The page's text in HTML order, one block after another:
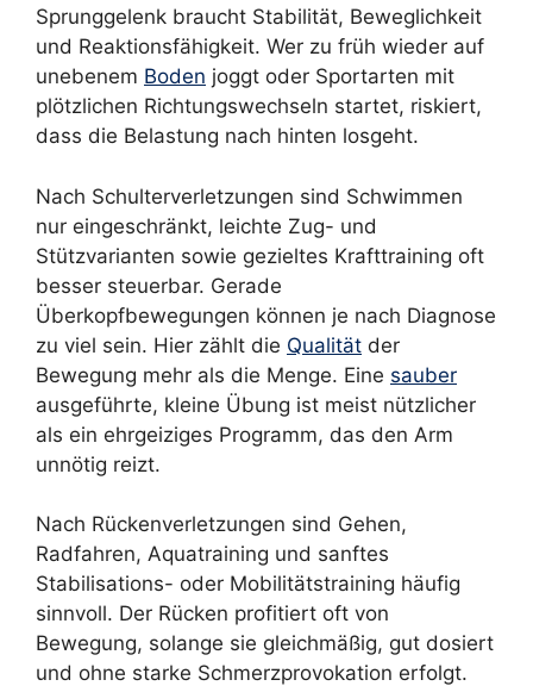
Sprunggelenk braucht Stabilität, Beweglichkeit
und Reaktionsfähigkeit. Wer zu früh wieder auf
unebenem Boden joggt oder Sportarten mit
plötzlichen Richtungswechseln startet, riskiert,
dass die Belastung nach hinten losgeht.
Nach Schulterverletzungen sind Schwimmen
nur eingeschränkt, leichte Zug- und
Stützvarianten sowie gezieltes Krafttraining oft
besser steuerbar. Gerade
Überkopfbewegungen können je nach Diagnose
zu viel sein. Hier zählt die Qualität der
Bewegung mehr als die Menge. Eine sauber
ausgeführte, kleine Übung ist meist nützlicher
als ein ehrgeiziges Programm, das den Arm
unnötig reizt.
Nach Rückenverletzungen sind Gehen,
Radfahren, Aquatraining und sanftes
Stabilisations- oder Mobilitätstraining häufig
sinnvoll. Der Rücken profitiert oft von
Bewegung, solange sie gleichmäßig, gut dosiert
und ohne starke Schmerzprovokation erfolgt.